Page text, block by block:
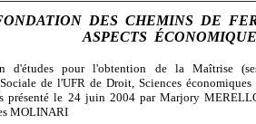
DES CHEMINS DE
ASPECTS
d'études pour l'obtention de la Maîtrise
de l'UFR de Droit, Sciences
présenté le 24 juin 2004 par Marjory
MOLINARI